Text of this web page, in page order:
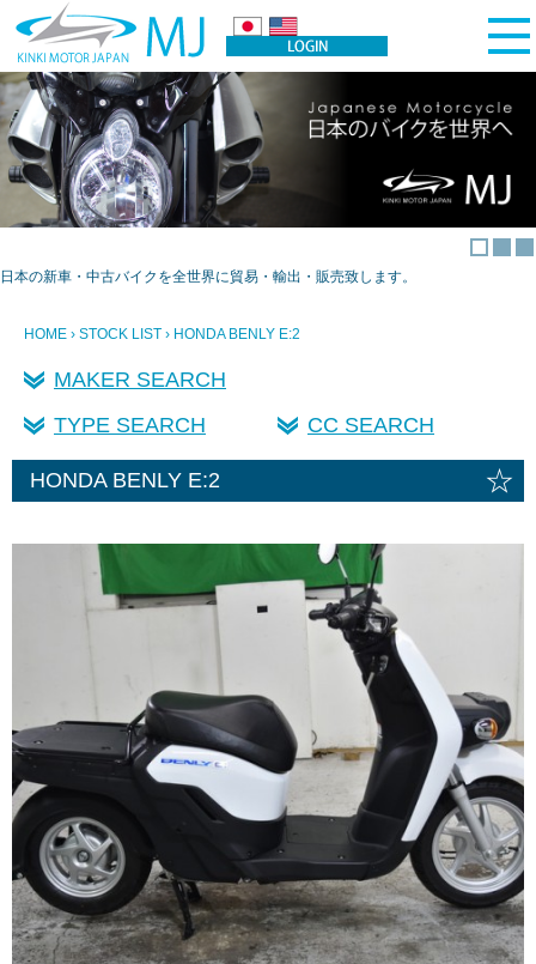
日本の新車・中古バイクを全世界に貿易・輸出・販売致します。
HOME › STOCK LIST › HONDA BENLY E:2
MAKER SEARCH
TYPE SEARCH
CC SEARCH
HONDA BENLY E:2 ☆